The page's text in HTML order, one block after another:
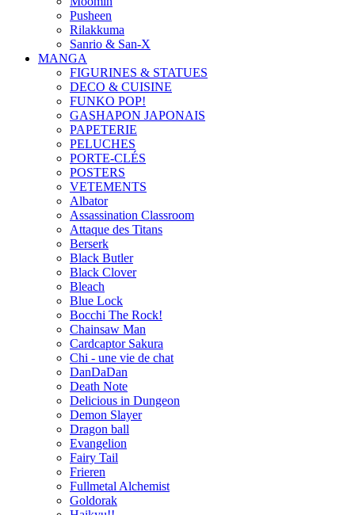
Pusheen
Rilakkuma
Sanrio & San-X
MANGA
FIGURINES & STATUES
DECO & CUISINE
FUNKO POP!
GASHAPON JAPONAIS
PAPETERIE
PELUCHES
PORTE-CLÉS
POSTERS
VETEMENTS
Albator
Assassination Classroom
Attaque des Titans
Berserk
Black Butler
Black Clover
Bleach
Blue Lock
Bocchi The Rock!
Chainsaw Man
Cardcaptor Sakura
Chi - une vie de chat
DanDaDan
Death Note
Delicious in Dungeon
Demon Slayer
Dragon ball
Evangelion
Fairy Tail
Frieren
Fullmetal Alchemist
Goldorak